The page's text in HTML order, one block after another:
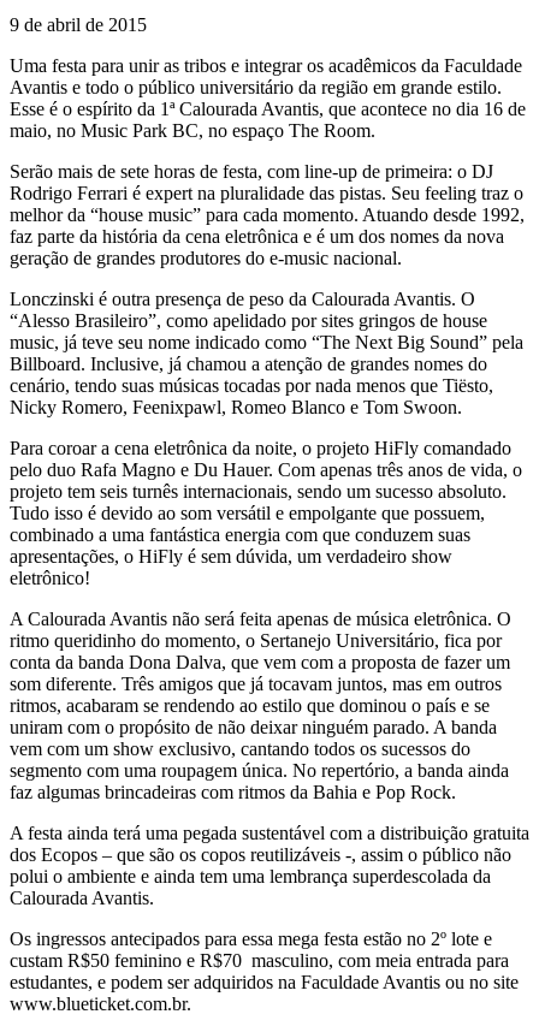
9 de abril de 2015
Uma festa para unir as tribos e integrar os acadêmicos da Faculdade
Avantis e todo o público universitário da região em grande estilo.
Esse é o espírito da 1ª Calourada Avantis, que acontece no dia 16 de
maio, no Music Park BC, no espaço The Room.
Serão mais de sete horas de festa, com line-up de primeira: o DJ
Rodrigo Ferrari é expert na pluralidade das pistas. Seu feeling traz o
melhor da “house music” para cada momento. Atuando desde 1992,
faz parte da história da cena eletrônica e é um dos nomes da nova
geração de grandes produtores do e-music nacional.
Lonczinski é outra presença de peso da Calourada Avantis. O
“Alesso Brasileiro”, como apelidado por sites gringos de house
music, já teve seu nome indicado como “The Next Big Sound” pela
Billboard. Inclusive, já chamou a atenção de grandes nomes do
cenário, tendo suas músicas tocadas por nada menos que Tiësto,
Nicky Romero, Feenixpawl, Romeo Blanco e Tom Swoon.
Para coroar a cena eletrônica da noite, o projeto HiFly comandado
pelo duo Rafa Magno e Du Hauer. Com apenas três anos de vida, o
projeto tem seis turnês internacionais, sendo um sucesso absoluto.
Tudo isso é devido ao som versátil e empolgante que possuem,
combinado a uma fantástica energia com que conduzem suas
apresentações, o HiFly é sem dúvida, um verdadeiro show
eletrônico!
A Calourada Avantis não será feita apenas de música eletrônica. O
ritmo queridinho do momento, o Sertanejo Universitário, fica por
conta da banda Dona Dalva, que vem com a proposta de fazer um
som diferente. Três amigos que já tocavam juntos, mas em outros
ritmos, acabaram se rendendo ao estilo que dominou o país e se
uniram com o propósito de não deixar ninguém parado. A banda
vem com um show exclusivo, cantando todos os sucessos do
segmento com uma roupagem única. No repertório, a banda ainda
faz algumas brincadeiras com ritmos da Bahia e Pop Rock.
A festa ainda terá uma pegada sustentável com a distribuição gratuita
dos Ecopos – que são os copos reutilizáveis -, assim o público não
polui o ambiente e ainda tem uma lembrança superdescolada da
Calourada Avantis.
Os ingressos antecipados para essa mega festa estão no 2º lote e
custam R$50 feminino e R$70 masculino, com meia entrada para
estudantes, e podem ser adquiridos na Faculdade Avantis ou no site
www.blueticket.com.br.